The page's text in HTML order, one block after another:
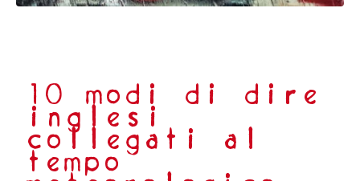
10 modi di dire
inglesi
collegati al
tempo